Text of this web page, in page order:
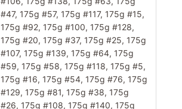
#47, 175g #57, 175g #117, 175g #15,
175g #92, 175g #100, 175g #128,
175g #20, 175g #37, 175g #25, 175g
#107, 175g #139, 175g #64, 175g
#59, 175g #58, 175g #118, 175g #5,
175g #16, 175g #54, 175g #76, 175g
#129, 175g #81, 175g #38, 175g
#26, 175g #108, 175g #140, 175g